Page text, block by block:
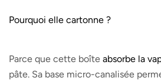
Pourquoi elle cartonne ?
Parce que cette boîte absorbe la
pâte. Sa base micro-canalisée